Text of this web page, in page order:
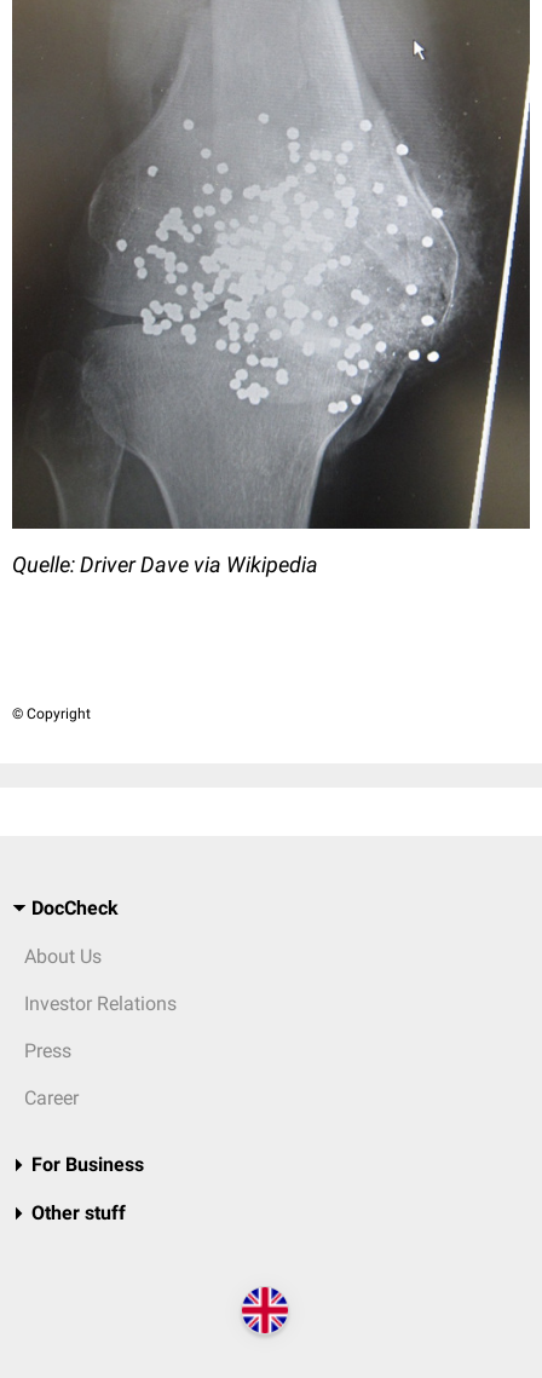
Quelle: Driver Dave via Wikipedia
© Copyright
DocCheck
About Us
Investor Relations
Press
Career
For Business
Other stuff